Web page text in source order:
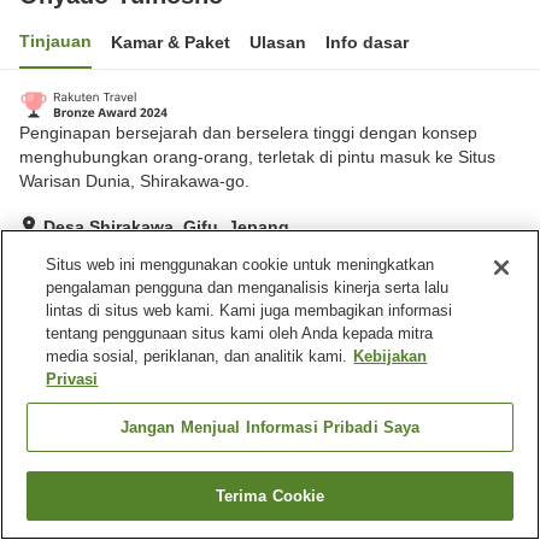
Tinjauan Kamar & Paket Ulasan Info dasar
Penginapan bersejarah dan berselera tinggi dengan konsep
menghubungkan orang-orang, terletak di pintu masuk ke Situs
Warisan Dunia, Shirakawa-go.
Desa Shirakawa, Gifu, Jepang
Hebat Ulasan:579
Fasilitas properti
Mesin penjual otomatis
Cari kamar
Situs web ini menggunakan cookie untuk meningkatkan
pengalaman pengguna dan menganalisis kinerja serta lalu
lintas di situs web kami. Kami juga membagikan informasi
tentang penggunaan situs kami oleh Anda kepada mitra
media sosial, periklanan, dan analitik kami. Kebijakan
Privasi
Jangan Menjual Informasi Pribadi Saya
Terima Cookie